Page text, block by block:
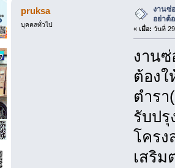
(อ่าน 1100 ครั้ง)
pruksa
บุคคลทั่วไป
งานซ่
อย่าต้
« เมื่อ: วันที่
งาน
ต้องใ
ตำรา
รับป
โครง
เสริม